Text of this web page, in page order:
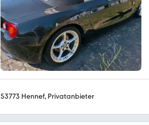
53773 Hennef, Privatanbieter